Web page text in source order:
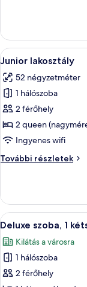
A
következő
szoba
összes
képének
megtekintése:
Junior
7
Junior lakosztály
52 négyzetméter
1 hálószoba
2 férőhely
2 queen
Ingyenes wifi
További részletek
Junior
A
következő
szoba
összes
képének
5
Deluxe szoba, 1
Kilátás a városra
1 hálószoba
2 férőhely